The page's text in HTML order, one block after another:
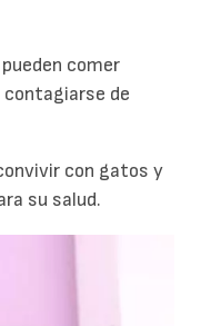
comer
de
con gatos y
su salud.